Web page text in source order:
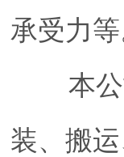
本公司
装、搬